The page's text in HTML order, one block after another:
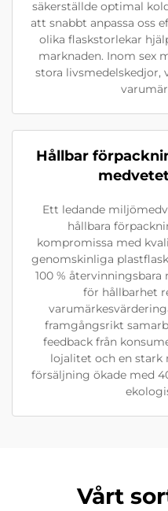
säkerställde optimal
att snabbt anpassa oss
olika flaskstorlekar
marknaden. Inom sex
stora livsmedelskedjor,
Hållbar
Ett ledande
hållbara
kompromissa med
genomskinliga
100 %
för hållbarhet
framgångsrikt
feedback från
lojalitet och en stark
försäljning ökade med
Vårt